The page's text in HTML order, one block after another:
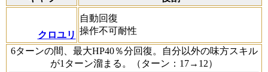
クロユリ
自動回復
操作不可耐性
6ターンの間、最大HP40％分回復。自分以外の味方スキル
が1ターン溜まる。（ターン：17→12）